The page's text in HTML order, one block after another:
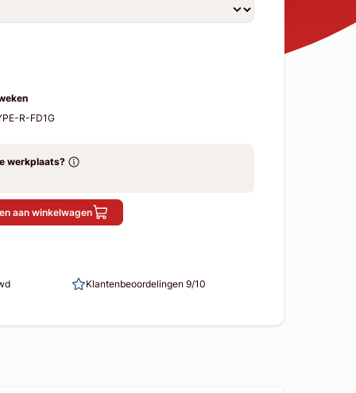
R-FD1G
werkplaats?
aan winkelwagen
Klantenbeoordelingen 9/10